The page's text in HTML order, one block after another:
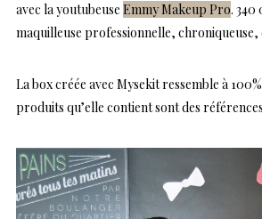
avec la youtubeuse Emmy Makeup Pro. 340
maquilleuse professionnelle, chroniqueuse,
La box créée avec Mysekit ressemble à
produits qu’elle contient sont des